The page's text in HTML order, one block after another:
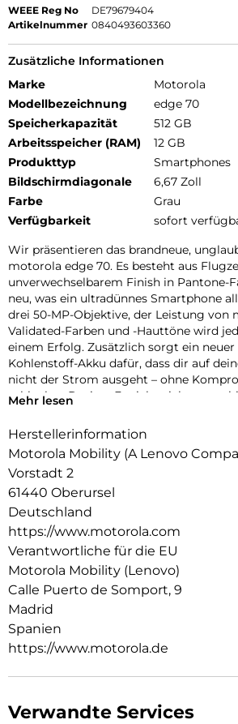
WEEE Reg No
DE79679404
Artikelnummer 0840493603360
Zusätzliche Informationen
Marke
Motorola
Modellbezeichnung
edge 70
Speicherkapazität
512 GB
Arbeitsspeicher (RAM)
12 GB
Produkttyp
Smartphones
Bildschirmdiagonale
6,67 Zoll
Farbe
Grau
Verfügbarkeit
sofort
Wir präsentieren das brandneue,
motorola edge 70. Es besteht aus
unverwechselbarem Finish in Pantone-
neu, was ein ultradünnes Smartphone
drei 50-MP-Objektive, der Leistung von
Validated-Farben und -Hauttöne wird
einem Erfolg. Zusätzlich sorgt ein
Kohlenstoff-Akku dafür, dass dir auf
nicht der Strom ausgeht – ohne
schlanken Design. Es sieht nicht nur
Widerstandsfähigkeit gemäß Militär-
1,5K) siehst du alles unglaublich
kommt es mit der Leistung der
Generation und jeder Menge
das motorola edge 70 alle Erwartungen.
Mehr lesen
Herstellerinformation
Motorola Mobility (A Lenovo
Vorstadt 2
61440 Oberursel
Deutschland
https://www.motorola.com
Verantwortliche für die EU
Motorola Mobility (Lenovo)
Calle Puerto de Somport, 9
Madrid
Spanien
https://www.motorola.de
Verwandte Services